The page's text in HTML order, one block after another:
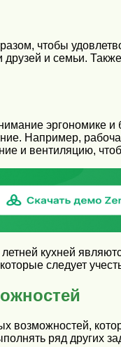
чтобы
и семьи.
эргономике
Например,
и вентиляцию,
кухней
следует
ряд